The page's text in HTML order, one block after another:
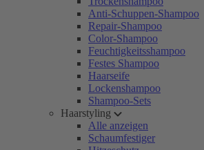
Anti-Schuppen-Shampoo
Repair-Shampoo
Color-Shampoo
Feuchtigkeitsshampoo
Festes Shampoo
Haarseife
Lockenshampoo
Shampoo-Sets
Haarstyling
Alle anzeigen
Schaumfestiger